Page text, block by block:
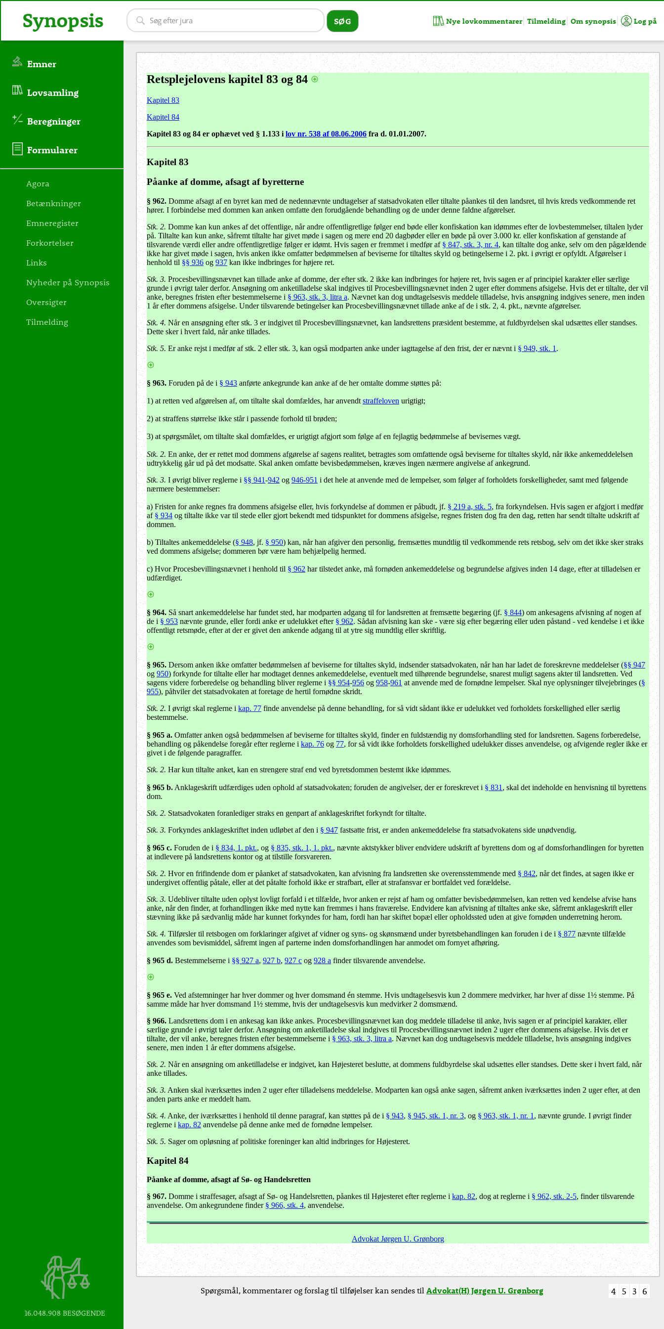
Retsplejelovens kapitel 83 og 84
Kapitel 83
Kapitel 84
Kapitel 83 og 84 er ophævet ved § 1.133 i lov nr. 538 af 08.06.2006 fra d. 01.01.2007.
Kapitel 83
Påanke af domme, afsagt af byretterne
§ 962. Domme afsagt af en byret kan med de nedennævnte undtagelser af statsadvokaten eller tiltalte påankes til den landsret, til hvis kreds vedkommende ret
hører. I forbindelse med dommen kan anken omfatte den forudgående behandling og de under denne faldne afgørelser.
Stk. 2. Domme kan kun ankes af det offentlige, når andre offentligretlige følger end bøde eller konfiskation kan idømmes efter de lovbestemmelser, tiltalen lyder
på. Tiltalte kan kun anke, såfremt tiltalte har givet møde i sagen og mere end 20 dagbøder eller en bøde på over 3.000 kr. eller konfiskation af genstande af
tilsvarende værdi eller andre offentligretlige følger er idømt. Hvis sagen er fremmet i medfør af § 847, stk. 3, nr. 4, kan tiltalte dog anke, selv om den pågældende
ikke har givet møde i sagen, hvis anken ikke omfatter bedømmelsen af beviserne for tiltaltes skyld og betingelserne i 2. pkt. i øvrigt er opfyldt. Afgørelser i
henhold til §§ 936 og 937 kan ikke indbringes for højere ret.
Stk. 3. Procesbevillingsnævnet kan tillade anke af domme, der efter stk. 2 ikke kan indbringes for højere ret, hvis sagen er af principiel karakter eller særlige
grunde i øvrigt taler derfor. Ansøgning om anketilladelse skal indgives til Procesbevillingsnævnet inden 2 uger efter dommens afsigelse. Hvis det er tiltalte, der vil
anke, beregnes fristen efter bestemmelserne i § 963, stk. 3, litra a. Nævnet kan dog undtagelsesvis meddele tilladelse, hvis ansøgning indgives senere, men inden
1 år efter dommens afsigelse. Under tilsvarende betingelser kan Procesbevillingsnævnet tillade anke af de i stk. 2, 4. pkt., nævnte afgørelser.
Stk. 4. Når en ansøgning efter stk. 3 er indgivet til Procesbevillingsnævnet, kan landsrettens præsident bestemme, at fuldbyrdelsen skal udsættes eller standses.
Dette sker i hvert fald, når anke tillades.
Stk. 5. Er anke rejst i medfør af stk. 2 eller stk. 3, kan også modparten anke under iagttagelse af den frist, der er nævnt i § 949, stk. 1 .
§ 963. Foruden på de i § 943 anførte ankegrunde kan anke af de her omtalte domme støttes på:
1) at retten ved afgørelsen af, om tiltalte skal domfældes, har anvendt straffeloven urigtigt;
2) at straffens størrelse ikke står i passende forhold til brøden;
3) at spørgsmålet, om tiltalte skal domfældes, er urigtigt afgjort som følge af en fejlagtig bedømmelse af bevisernes vægt.
Stk. 2. En anke, der er rettet mod dommens afgørelse af sagens realitet, betragtes som omfattende også beviserne for tiltaltes skyld, når ikke ankemeddelelsen
udtrykkelig går ud på det modsatte. Skal anken omfatte bevisbedømmelsen, kræves ingen nærmere angivelse af ankegrund.
Stk. 3. I øvrigt bliver reglerne i §§ 941-942 og 946-951 i det hele at anvende med de lempelser, som følger af forholdets forskelligheder, samt med følgende
nærmere bestemmelser:
a) Fristen for anke regnes fra dommens afsigelse eller, hvis forkyndelse af dommen er påbudt, jf. § 219 a, stk. 5, fra forkyndelsen. Hvis sagen er afgjort i medfør
af § 934 og tiltalte ikke var til stede eller gjort bekendt med tidspunktet for dommens afsigelse, regnes fristen dog fra den dag, retten har sendt tiltalte udskrift af
dommen.
b) Tiltaltes ankemeddelelse (§ 948, jf. § 950) kan, når han afgiver den personlig, fremsættes mundtlig til vedkommende rets retsbog, selv om det ikke sker straks
ved dommens afsigelse; dommeren bør være ham behjælpelig hermed.
c) Hvor Procesbevillingsnævnet i henhold til § 962 har tilstedet anke, må fornøden ankemeddelelse og begrundelse afgives inden 14 dage, efter at tilladelsen er
udfærdiget.
§ 964. Så snart ankemeddelelse har fundet sted, har modparten adgang til for landsretten at fremsætte begæring (jf. § 844) om ankesagens afvisning af nogen af
de i § 953 nævnte grunde, eller fordi anke er udelukket efter § 962. Sådan afvisning kan ske - være sig efter begæring eller uden påstand - ved kendelse i et ikke
offentligt retsmøde, efter at der er givet den ankende adgang til at ytre sig mundtlig eller skriftlig.
§ 965. Dersom anken ikke omfatter bedømmelsen af beviserne for tiltaltes skyld, indsender statsadvokaten, når han har ladet de foreskrevne meddelelser (§§ 947
og 950) forkynde for tiltalte eller har modtaget dennes ankemeddelelse, eventuelt med tilhørende begrundelse, snarest muligt sagens akter til landsretten. Ved
sagens videre forberedelse og behandling bliver reglerne i §§ 954-956 og 958-961 at anvende med de fornødne lempelser. Skal nye oplysninger tilvejebringes (§
955), påhviler det statsadvokaten at foretage de hertil fornødne skridt.
Stk. 2. I øvrigt skal reglerne i kap. 77 finde anvendelse på denne behandling, for så vidt sådant ikke er udelukket ved forholdets forskellighed eller særlig
bestemmelse.
§ 965 a. Omfatter anken også bedømmelsen af beviserne for tiltaltes skyld, finder en fuldstændig ny domsforhandling sted for landsretten. Sagens forberedelse,
behandling og påkendelse foregår efter reglerne i kap. 76 og 77, for så vidt ikke forholdets forskellighed udelukker disses anvendelse, og afvigende regler ikke er
givet i de følgende paragraffer.
Stk. 2. Har kun tiltalte anket, kan en strengere straf end ved byretsdommen bestemt ikke idømmes.
§ 965 b. Anklageskrift udfærdiges uden ophold af statsadvokaten; foruden de angivelser, der er foreskrevet i § 831 , skal det indeholde en henvisning til byrettens
dom.
Stk. 2. Statsadvokaten foranlediger straks en genpart af anklageskriftet forkyndt for tiltalte.
Stk. 3. Forkyndes anklageskriftet inden udløbet af den i § 947 fastsatte frist, er anden ankemeddelelse fra statsadvokatens side unødvendig.
§ 965 c. Foruden de i § 834, 1. pkt., og § 835, stk. 1, 1. pkt., nævnte aktstykker bliver endvidere udskrift af byrettens dom og af domsforhandlingen for byretten
at indlevere på landsrettens kontor og at tilstille forsvareren.
Stk. 2. Hvor en frifindende dom er påanket af statsadvokaten, kan afvisning fra landsretten ske overensstemmende med § 842, når det findes, at sagen ikke er
undergivet offentlig påtale, eller at det påtalte forhold ikke er strafbart, eller at strafansvar er bortfaldet ved forældelse.
Stk. 3. Udebliver tiltalte uden oplyst lovligt forfald i et tilfælde, hvor anken er rejst af ham og omfatter bevisbedømmelsen, kan retten ved kendelse afvise hans
anke, når den finder, at forhandlingen ikke med nytte kan fremmes i hans fraværelse. Endvidere kan afvisning af tiltaltes anke ske, såfremt anklageskrift eller
stævning ikke på sædvanlig måde har kunnet forkyndes for ham, fordi han har skiftet bopæl eller opholdssted uden at give fornøden underretning herom.
Stk. 4. Tilførsler til retsbogen om forklaringer afgivet af vidner og syns- og skønsmænd under byretsbehandlingen kan foruden i de i § 877 nævnte tilfælde
anvendes som bevismiddel, såfremt ingen af parterne inden domsforhandlingen har anmodet om fornyet afhøring.
§ 965 d. Bestemmelserne i §§ 927 a, 927 b, 927 c og 928 a finder tilsvarende anvendelse.
§ 965 e. Ved afstemninger har hver dommer og hver domsmand én stemme. Hvis undtagelsesvis kun 2 dommere medvirker, har hver af disse 1½ stemme. På
samme måde har hver domsmand 1½ stemme, hvis der undtagelsesvis kun medvirker 2 domsmænd.
§ 966. Landsrettens dom i en ankesag kan ikke ankes. Procesbevillingsnævnet kan dog meddele tilladelse til anke, hvis sagen er af principiel karakter, eller
særlige grunde i øvrigt taler derfor. Ansøgning om anketilladelse skal indgives til Procesbevillingsnævnet inden 2 uger efter dommens afsigelse. Hvis det er
tiltalte, der vil anke, beregnes fristen efter bestemmelserne i § 963, stk. 3, litra a. Nævnet kan dog undtagelsesvis meddele tilladelse, hvis ansøgning indgives
senere, men inden 1 år efter dommens afsigelse.
Stk. 2. Når en ansøgning om anketilladelse er indgivet, kan Højesteret beslutte, at dommens fuldbyrdelse skal udsættes eller standses. Dette sker i hvert fald, når
anke tillades.
Stk. 3. Anken skal iværksættes inden 2 uger efter tilladelsens meddelelse. Modparten kan også anke sagen, såfremt anken iværksættes inden 2 uger efter, at den
anden parts anke er meddelt ham.
Stk. 4. Anke, der iværksættes i henhold til denne paragraf, kan støttes på de i § 943, § 945, stk. 1, nr. 3, og § 963, stk. 1, nr. 1 , nævnte grunde. I øvrigt finder
reglerne i kap. 82 anvendelse på denne anke med de fornødne lempelser.
Stk. 5. Sager om opløsning af politiske foreninger kan altid indbringes for Højesteret.
Kapitel 84
Påanke af domme, afsagt af Sø- og Handelsretten
§ 967. Domme i straffesager, afsagt af Sø- og Handelsretten, påankes til Højesteret efter reglerne i kap. 82, dog at reglerne i § 962, stk. 2-5, finder tilsvarende
anvendelse. Om ankegrundene finder § 966, stk. 4, anvendelse.
Advokat Jørgen U. Grønborg
Emner
Lovsamling
Beregninger
Formularer
Agora
Betænkninger
Emneregister
Forkortelser
Links
Nyheder på Synopsis
Oversigter
Tilmelding
16.048.908 BESØGENDE
Synopsis Nye lovkommentarer Tilmelding Om synopsis Log på
Spørgsmål, kommentarer og forslag til tilføjelser kan sendes tilAdvokat(H) Jørgen U. Grønborg 4 5 3 6